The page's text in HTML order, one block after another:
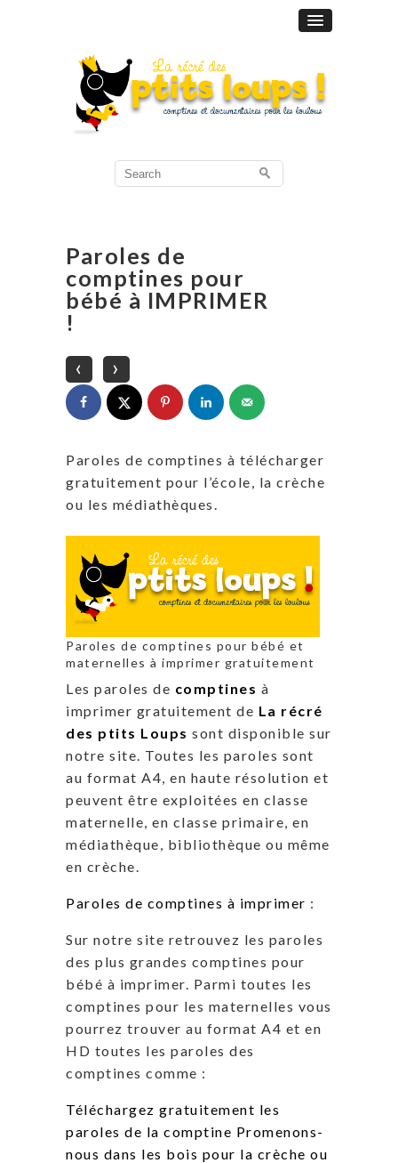
Search
for:
Paroles de
comptines pour
bébé à IMPRIMER
!
‹
›
Paroles de comptines à télécharger
gratuitement pour l’école, la crèche
ou les médiathèques.
Paroles de comptines pour bébé et
maternelles à imprimer gratuitement
Les paroles de comptines à
imprimer gratuitement de La récré
des ptits Loups sont disponible sur
notre site. Toutes les paroles sont
au format A4, en haute résolution et
peuvent être exploitées en classe
maternelle, en classe primaire, en
médiathèque, bibliothèque ou même
en crèche.
Paroles de comptines à imprimer :
Sur notre site retrouvez les paroles
des plus grandes comptines pour
bébé à imprimer. Parmi toutes les
comptines pour les maternelles vous
pourrez trouver au format A4 et en
HD toutes les paroles des
comptines comme :
Téléchargez gratuitement les
paroles de la comptine Promenons-
nous dans les bois pour la crèche ou